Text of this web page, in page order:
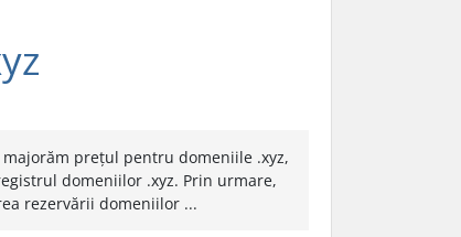
prețul pentru domeniile .xyz,
domeniilor .xyz. Prin urmare,
rezervării domeniilor ...